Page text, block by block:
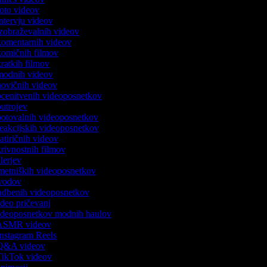
videov
videov
videov
videov
filmov
filmov
videov
videov
videoposnetkov
videoposnetkov
videoposnetkov
videov
filmov
videoposnetkov
videoposnetkov
pričevanj
modnih haulov
videov
Reels
videov
videov